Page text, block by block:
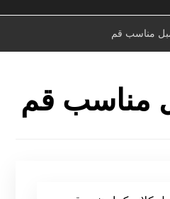
مبل مناسب قم
مناسب قم